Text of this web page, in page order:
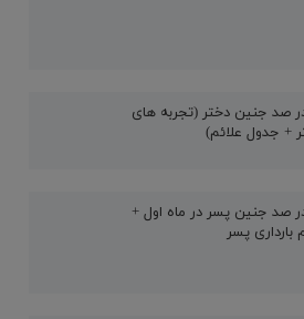
صد جنین دختر (تجربه های
+ جدول علائم)
صد جنین پسر در ماه اول +
بارداری پسر